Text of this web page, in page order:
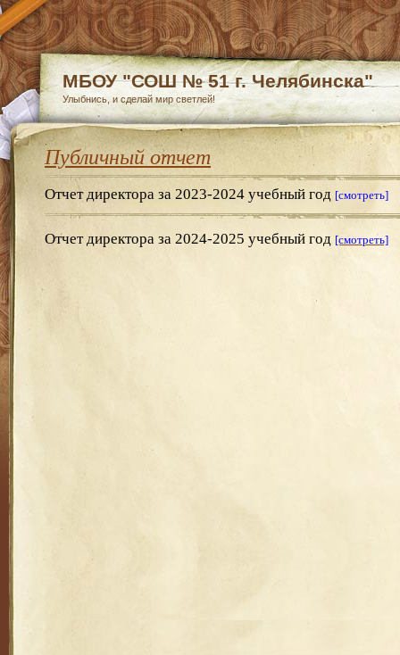
МБОУ "СОШ № 51 г. Челябинска"
Улыбнись, и сделай мир светлей!
Публичный отчет
Отчет директора за 2023-2024 учебный год [смотреть]
Отчет директора за 2024-2025 учебный год [смотреть]